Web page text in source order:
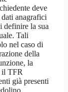
deve
anagrafici
definire la sua
Tali
nel caso di
della
la
il TFR
già presenti